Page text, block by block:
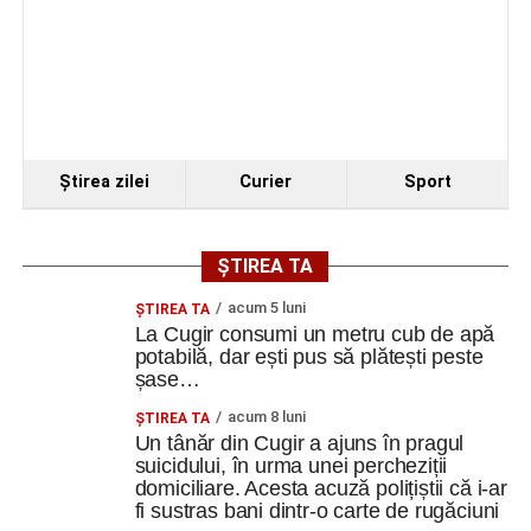
Ştirea zilei Curier Sport
ȘTIREA TA
ȘTIREA TA acum 5 luni
La Cugir consumi un metru cub de apă
potabilă, dar ești pus să plătești peste
șase…
ȘTIREA TA acum 8 luni
Un tânăr din Cugir a ajuns în pragul
suicidului, în urma unei percheziții
domiciliare. Acesta acuză polițiștii că i-ar
fi sustras bani dintr-o carte de rugăciuni